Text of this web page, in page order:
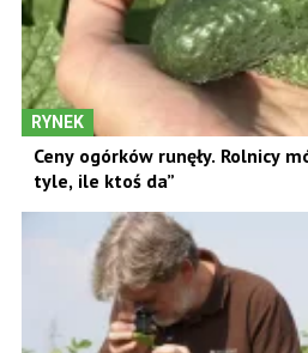
RYNEK
Ceny ogórków runęły. Rolnicy
tyle, ile ktoś da”